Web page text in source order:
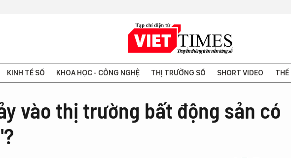
KINH TẾ SỐ KHOA HỌC - CÔNG NGHỆ THỊ TRƯỜNG SỐ SHORT VIDEO THẾ
vào thị trường bất động sản có